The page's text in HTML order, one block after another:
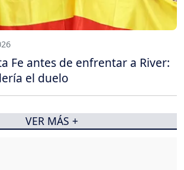
Fe antes de enfrentar a River:
el duelo
VER MÁS +